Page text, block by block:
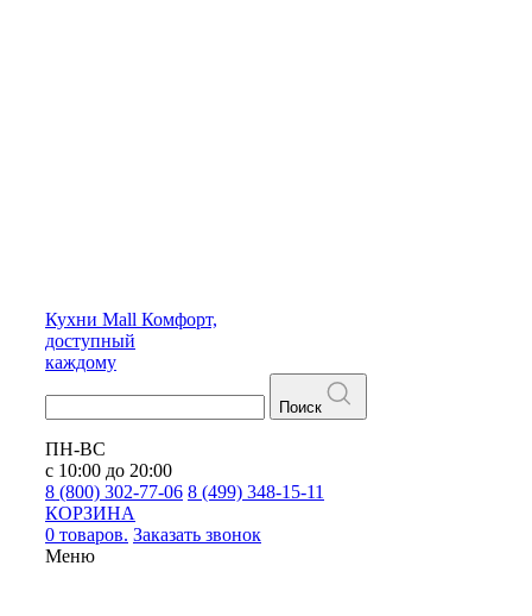
Кухни Mall Комфорт,
доступный
каждому
Поиск
ПН-ВС
с 10:00 до 20:00
8 (800) 302-77-06 8 (499) 348-15-11
КОРЗИНА
0 товаров. Заказать звонок
Меню